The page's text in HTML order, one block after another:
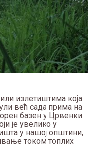
излетиштима која
већ сада прима на
базен у Црвенки.
је увелико у
у нашој општини,
током топлих